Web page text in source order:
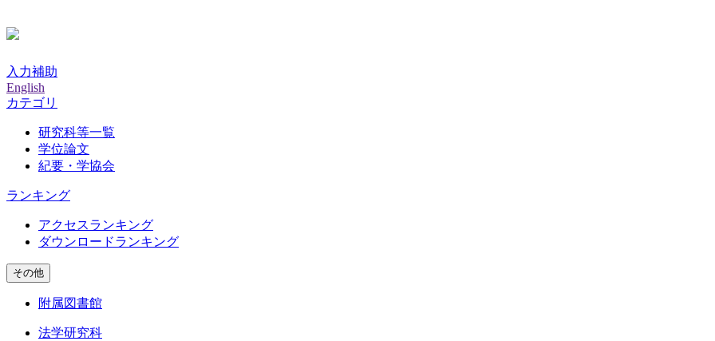
入力補助
English
カテゴリ
研究科等一覧
学位論文
紀要・学協会
ランキング
アクセスランキング
ダウンロードランキング
その他
附属図書館
法学研究科